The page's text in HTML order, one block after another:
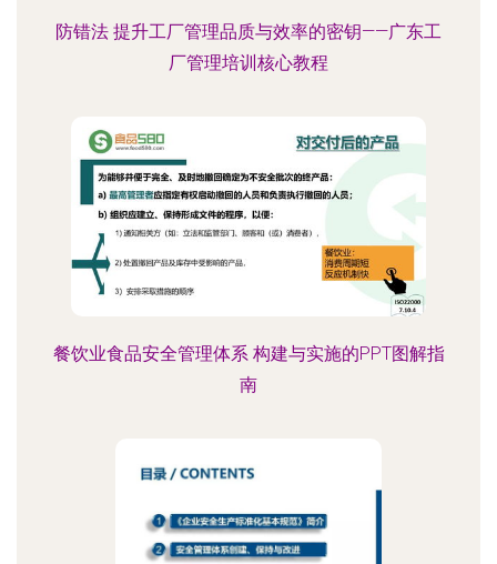
防错法 提升工厂管理品质与效率的密钥——广东工
厂管理培训核心教程
餐饮业食品安全管理体系 构建与实施的PPT图解指
南